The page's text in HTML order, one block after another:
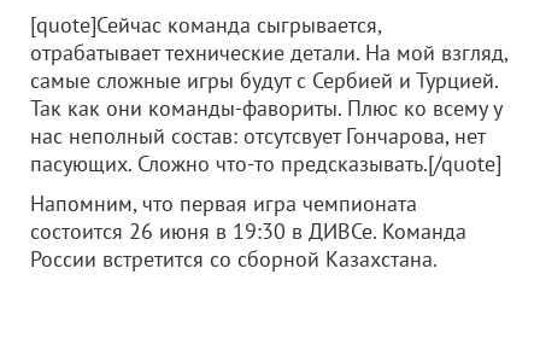
[quote]Сейчас команда сыгрывается,
отрабатывает технические детали. На мой взгляд,
самые сложные игры будут с Сербией и Турцией.
Так как они команды-фавориты. Плюс ко всему у
нас неполный состав: отсутсвует Гончарова, нет
пасующих. Сложно что-то предсказывать.[/quote]
Напомним, что первая игра чемпионата
состоится 26 июня в 19:30 в ДИВСе. Команда
России встретится со сборной Казахстана.